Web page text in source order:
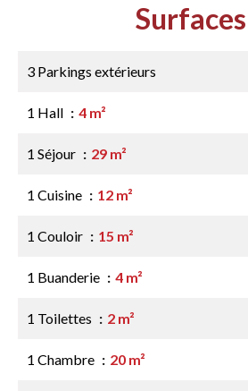
Surfaces
3 Parkings extérieurs
1 Hall 4 m²
1 Séjour 29 m²
1 Cuisine 12 m²
1 Couloir 15 m²
1 Buanderie 4 m²
1 Toilettes 2 m²
1 Chambre 20 m²